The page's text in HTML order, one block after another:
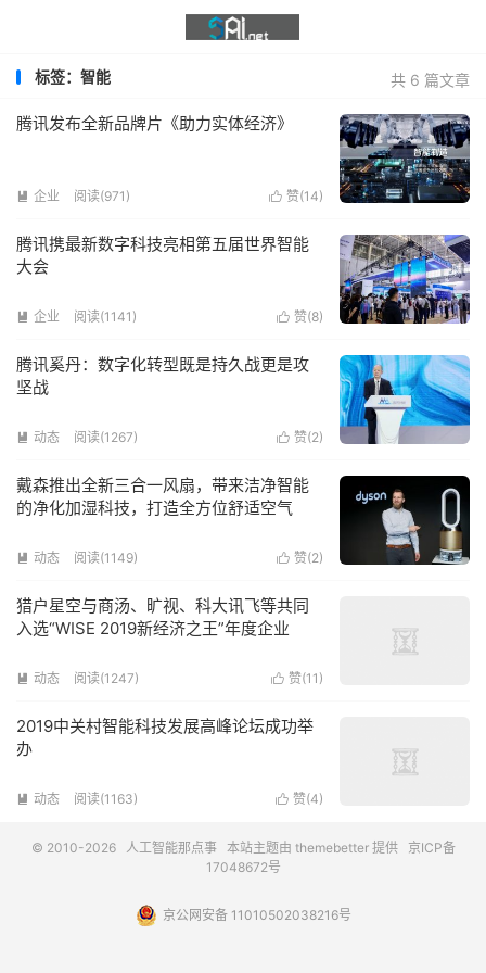
共 6 篇文章
标签：智能
腾讯发布全新品牌片《助力实体经济》
 赞(14)
 企业 阅读(971)
腾讯携最新数字科技亮相第五届世界智能
大会
 赞(8)
 企业 阅读(1141)
腾讯奚丹：数字化转型既是持久战更是攻
坚战
 赞(2)
 动态 阅读(1267)
戴森推出全新三合一风扇，带来洁净智能
的净化加湿科技，打造全方位舒适空气
 赞(2)
 动态 阅读(1149)
猎户星空与商汤、旷视、科大讯飞等共同
入选“WISE 2019新经济之王”年度企业
 赞(11 )
 动态 阅读(1247)
2019中关村智能科技发展高峰论坛成功举
办
 赞(4)
 动态 阅读(1163)
© 2010-2026 人工智能那点事本站主题由 themebetter提供 京ICP备
17048672号
京公网安备 11010502038216号